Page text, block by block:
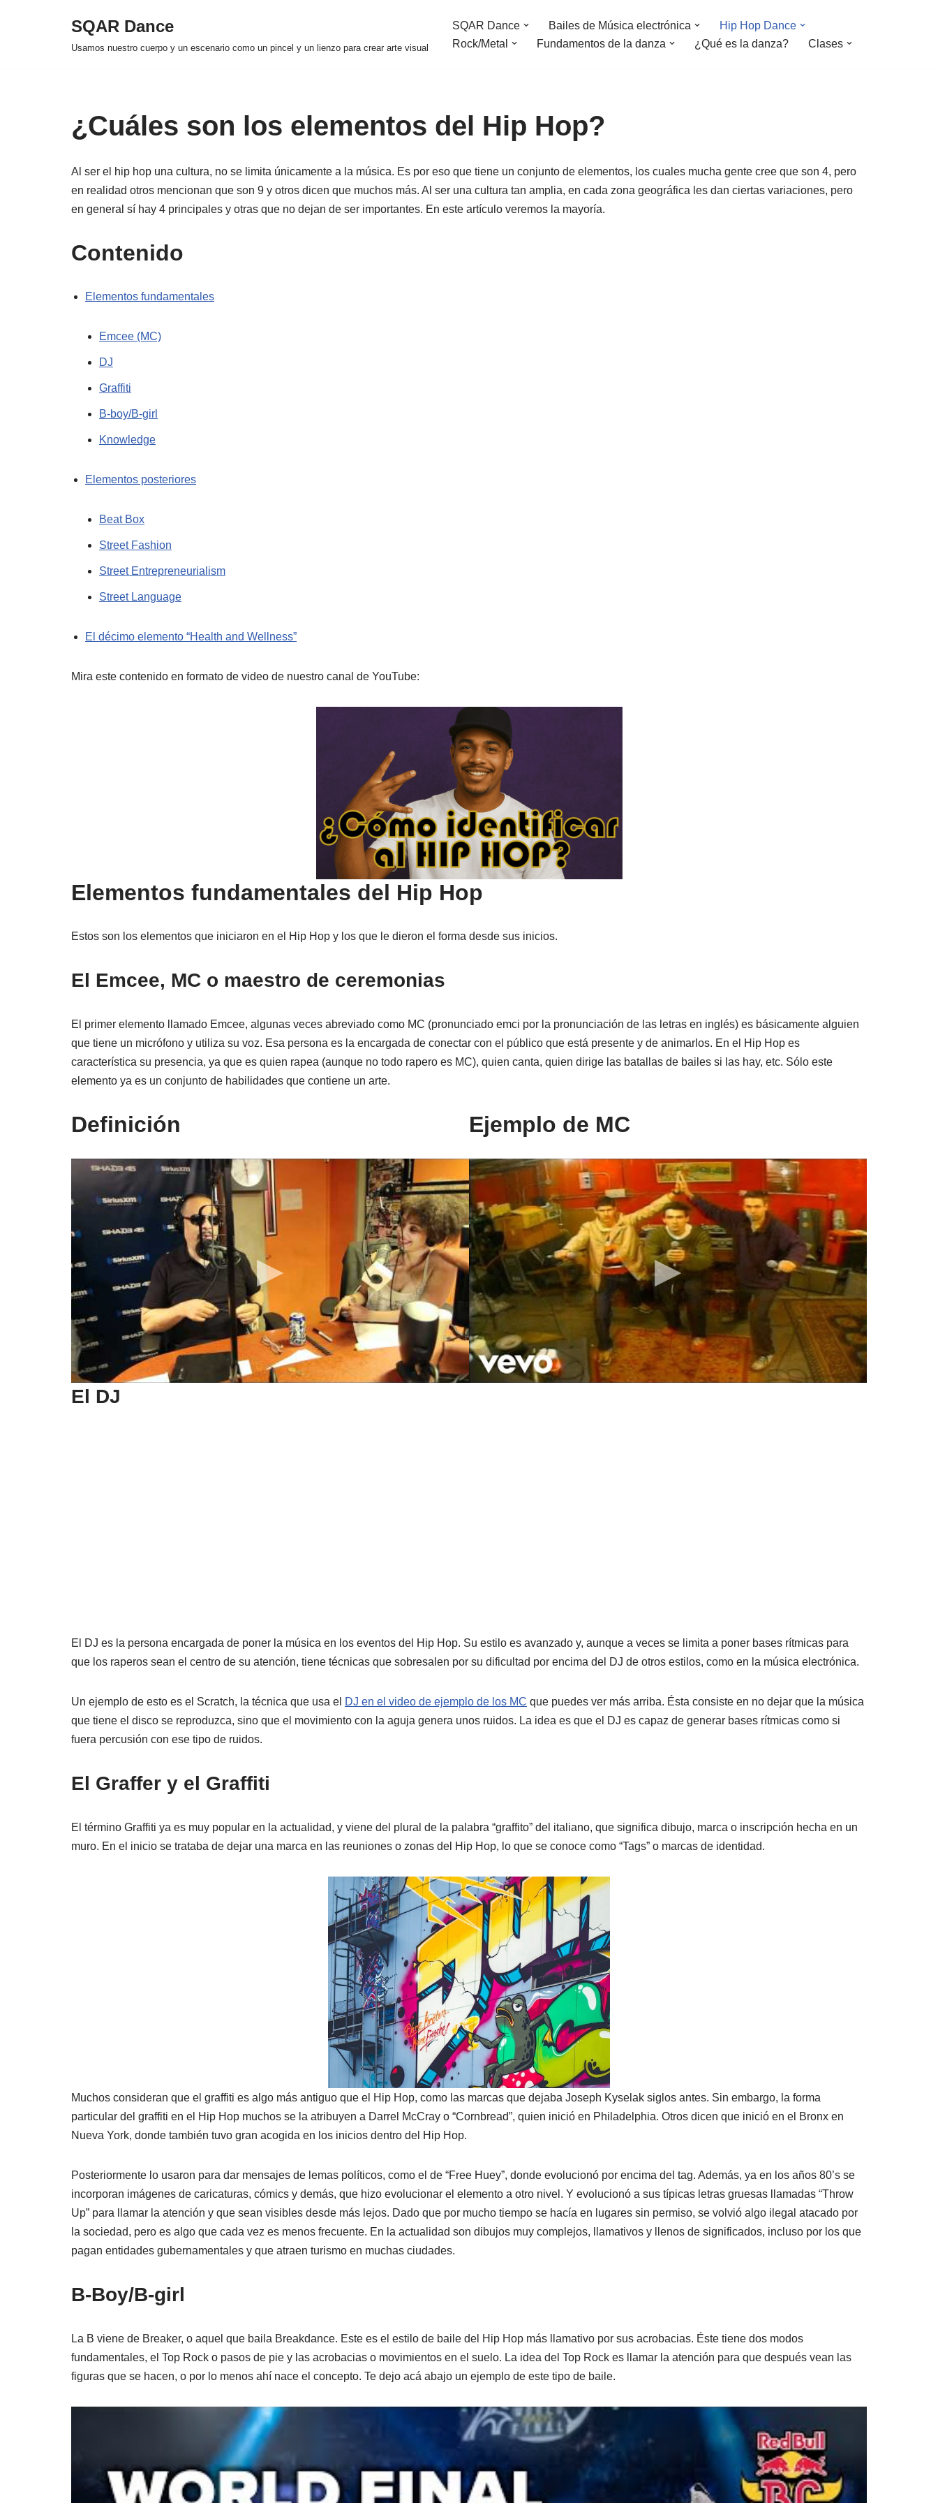
SQAR Dance
Usamos nuestro cuerpo y un escenario como un pincel y un lienzo para crear arte visual
SQAR Dance Bailes de Música electrónica
Hip Hop Dance
Rock/Metal
Fundamentos de la danza ¿Qué es la danza? Clases
¿Cuáles son los elementos del Hip Hop?
Al ser el hip hop una cultura, no se limita únicamente a la música. Es por eso que tiene un conjunto de elementos, los cuales mucha gente cree que son 4, pero
en realidad otros mencionan que son 9 y otros dicen que muchos más. Al ser una cultura tan amplia, en cada zona geográfica les dan ciertas variaciones, pero
en general sí hay 4 principales y otras que no dejan de ser importantes. En este artículo veremos la mayoría.
Contenido
Elementos fundamentales
Emcee (MC)
DJ
Graffiti
B-boy/B-girl
Knowledge
Elementos posteriores
Beat Box
Street Fashion
Street Entrepreneurialism
Street Language
El décimo elemento “Health and Wellness”
Mira este contenido en formato de video de nuestro canal de YouTube:
Elementos fundamentales del Hip Hop
Estos son los elementos que iniciaron en el Hip Hop y los que le dieron el forma desde sus inicios.
El Emcee, MC o maestro de ceremonias
El primer elemento llamado Emcee, algunas veces abreviado como MC (pronunciado emci por la pronunciación de las letras en inglés) es básicamente alguien
que tiene un micrófono y utiliza su voz. Esa persona es la encargada de conectar con el público que está presente y de animarlos. En el Hip Hop es
característica su presencia, ya que es quien rapea (aunque no todo rapero es MC), quien canta, quien dirige las batallas de bailes si las hay, etc. Sólo este
elemento ya es un conjunto de habilidades que contiene un arte.
Definición Ejemplo de MC
El DJ
El DJ es la persona encargada de poner la música en los eventos del Hip Hop. Su estilo es avanzado y, aunque a veces se limita a poner bases rítmicas para
que los raperos sean el centro de su atención, tiene técnicas que sobresalen por su dificultad por encima del DJ de otros estilos, como en la música electrónica.
Un ejemplo de esto es el Scratch, la técnica que usa el DJ en el video de ejemplo de los MC que puedes ver más arriba. Ésta consiste en no dejar que la música
que tiene el disco se reproduzca, sino que el movimiento con la aguja genera unos ruidos. La idea es que el DJ es capaz de generar bases rítmicas como si
fuera percusión con ese tipo de ruidos.
El Graffer y el Graffiti
El término Graffiti ya es muy popular en la actualidad, y viene del plural de la palabra “graffito” del italiano, que significa dibujo, marca o inscripción hecha en un
muro. En el inicio se trataba de dejar una marca en las reuniones o zonas del Hip Hop, lo que se conoce como “Tags” o marcas de identidad.
Muchos consideran que el graffiti es algo más antiguo que el Hip Hop, como las marcas que dejaba Joseph Kyselak siglos antes. Sin embargo, la forma
particular del graffiti en el Hip Hop muchos se la atribuyen a Darrel McCray o “Cornbread”, quien inició en Philadelphia. Otros dicen que inició en el Bronx en
Nueva York, donde también tuvo gran acogida en los inicios dentro del Hip Hop.
Posteriormente lo usaron para dar mensajes de lemas políticos, como el de “Free Huey”, donde evolucionó por encima del tag. Además, ya en los años 80’s se
incorporan imágenes de caricaturas, cómics y demás, que hizo evolucionar el elemento a otro nivel. Y evolucionó a sus típicas letras gruesas llamadas “Throw
Up” para llamar la atención y que sean visibles desde más lejos. Dado que por mucho tiempo se hacía en lugares sin permiso, se volvió algo ilegal atacado por
la sociedad, pero es algo que cada vez es menos frecuente. En la actualidad son dibujos muy complejos, llamativos y llenos de significados, incluso por los que
pagan entidades gubernamentales y que atraen turismo en muchas ciudades.
B-Boy/B-girl
La B viene de Breaker, o aquel que baila Breakdance. Este es el estilo de baile del Hip Hop más llamativo por sus acrobacias. Éste tiene dos modos
fundamentales, el Top Rock o pasos de pie y las acrobacias o movimientos en el suelo. La idea del Top Rock es llamar la atención para que después vean las
figuras que se hacen, o por lo menos ahí nace el concepto. Te dejo acá abajo un ejemplo de este tipo de baile.